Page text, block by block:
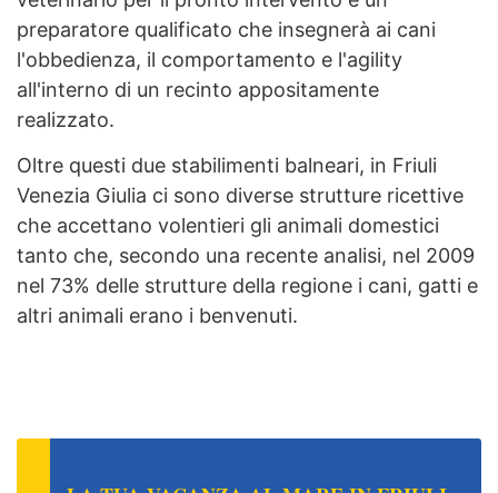
preparatore qualificato che insegnerà ai cani
l'obbedienza, il comportamento e l'agility
all'interno di un recinto appositamente
realizzato.
Oltre questi due stabilimenti balneari, in Friuli
Venezia Giulia ci sono diverse strutture ricettive
che accettano volentieri gli animali domestici
tanto che, secondo una recente analisi, nel 2009
nel 73% delle strutture della regione i cani, gatti e
altri animali erano i benvenuti.